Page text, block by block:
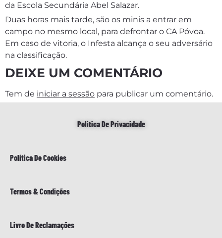
da Escola Secundária Abel Salazar.
Duas horas mais tarde, são os minis a entrar em
campo no mesmo local, para defrontar o CA Póvoa.
Em caso de vitoria, o Infesta alcança o seu adversário
na classificação.
DEIXE UM COMENTÁRIO
Tem de iniciar a sessão para publicar um comentário.
Politica De Privacidade
Politica De Cookies
Termos & Condições
Livro De Reclamações